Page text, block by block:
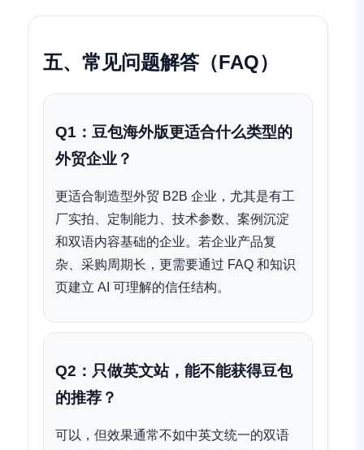
五、常见问题解答（FAQ）
Q1：豆包海外版更适合什么类型的
外贸企业？
更适合制造型外贸 B2B 企业，尤其是有工
厂实拍、定制能力、技术参数、案例沉淀
和双语内容基础的企业。若企业产品复
杂、采购周期长，更需要通过 FAQ 和知识
页建立 AI 可理解的信任结构。
Q2：只做英文站，能不能获得豆包
的推荐？
可以，但效果通常不如中英文统一的双语